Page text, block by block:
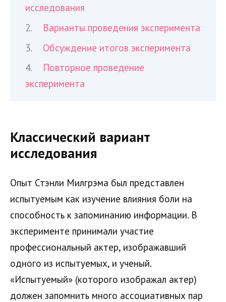
исследования
Варианты проведения эксперимента
Обсуждение итогов эксперимента
Повторное проведение
эксперимента
Классический вариант
исследования
Опыт Стэнли Милгрэма был представлен
испытуемым как изучение влияния боли на
способность к запоминанию информации. В
эксперименте принимали участие
профессиональный актер, изображавший
одного из испытуемых, и ученый.
«Испытуемый» (которого изображал актер)
должен запомнить много ассоциативных пар